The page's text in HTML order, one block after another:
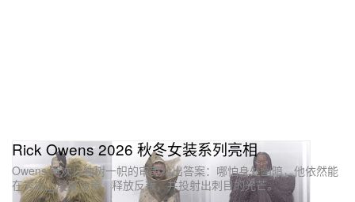
Rick Owens 2026 秋冬女装系列亮相
Owens 再次以独树一帜的审美给出答案：哪怕身处幽暗，他依然能
在秀场上凝聚力量，释放反叛，并投射出刺目的光芒。